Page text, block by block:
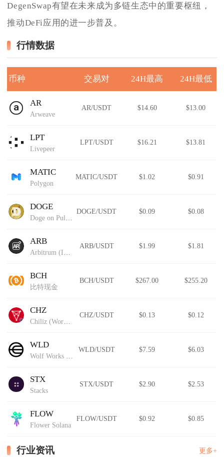
DegenSwap有望在未来成为多链生态中的重要枢纽，
推动DeFi应用的进一步普及。
行情数据
币种 交易对 24H最高 24H最低
AR
Arweave
AR/USDT $14.60 $13.00
LPT
Livepeer
LPT/USDT $16.21 $13.81
MATIC
Polygon
MATIC/USDT $1.02 $0.91
DOGE DOGE/USDT $0.09 $0.08
ARB ARB/USDT $1.99 $1.81
BCH
比特现金
BCH/USDT $267.00 $255.20
CHZ
Chiliz (Wormhole)
CHZ/USDT $0.13 $0.12
WLD WLD/USDT $7.59 $6.03
STX
Stacks
STX/USDT $2.90 $2.53
FLOW
Flower Solana
FLOW/USDT $0.92 $0.85
行业资讯 更多+